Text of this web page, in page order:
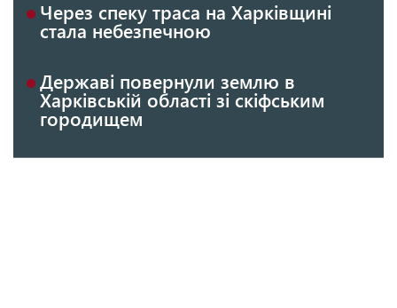
Через спеку траса на Харківщині
стала небезпечною
Державі повернули землю в
Харківській області зі скіфським
городищем